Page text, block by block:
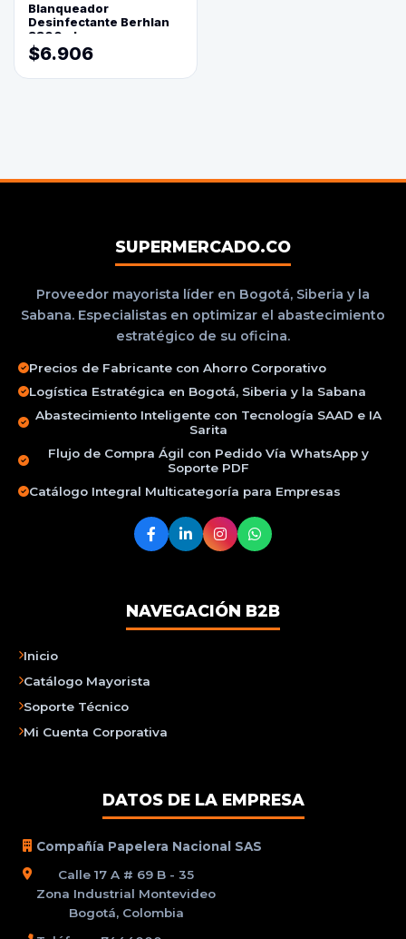
Blanqueador
Desinfectante Berhlan
3800ml
$6.906
SUPERMERCADO.CO
Proveedor mayorista líder en Bogotá, Siberia y la
Sabana. Especialistas en optimizar el abastecimiento
estratégico de su oficina.
Precios de Fabricante con Ahorro Corporativo
Logística Estratégica en Bogotá, Siberia y la Sabana
Abastecimiento Inteligente con Tecnología SAAD e IA
Sarita
Flujo de Compra Ágil con Pedido Vía WhatsApp y
Soporte PDF
Catálogo Integral Multicategoría para Empresas
NAVEGACIÓN B2B
Inicio
Catálogo Mayorista
Soporte Técnico
Mi Cuenta Corporativa
DATOS DE LA EMPRESA
Compañía Papelera Nacional SAS
Calle 17 A # 69 B - 35
Zona Industrial Montevideo
Bogotá, Colombia